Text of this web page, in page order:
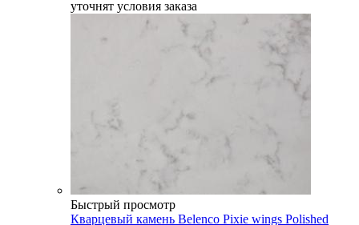
уточнят условия заказа
Быстрый просмотр
Кварцевый камень Belenco Pixie wings Polished